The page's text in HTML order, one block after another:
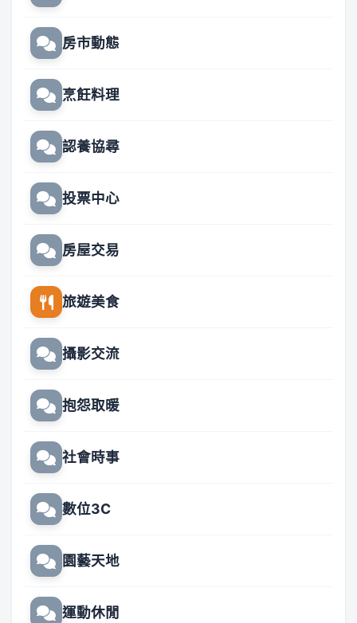
房市動態
烹飪料理
認養協尋
投票中心
房屋交易
旅遊美食
攝影交流
抱怨取暖
社會時事
數位3C
園藝天地
運動休閒